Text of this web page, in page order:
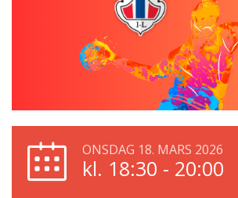
ONSDAG 18. MARS 2026
kl. 18:30 - 20:00